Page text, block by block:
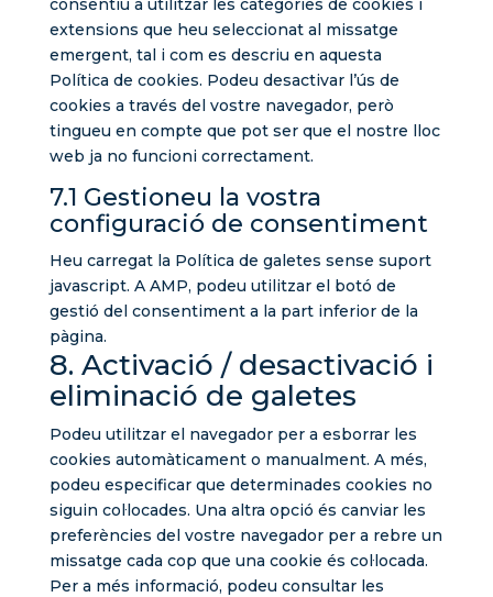
consentiu a utilitzar les categories de cookies i
extensions que heu seleccionat al missatge
emergent, tal i com es descriu en aquesta
Política de cookies. Podeu desactivar l’ús de
cookies a través del vostre navegador, però
tingueu en compte que pot ser que el nostre lloc
web ja no funcioni correctament.
7.1 Gestioneu la vostra
configuració de consentiment
Heu carregat la Política de galetes sense suport
javascript. A AMP, podeu utilitzar el botó de
gestió del consentiment a la part inferior de la
pàgina.
8. Activació / desactivació i
eliminació de galetes
Podeu utilitzar el navegador per a esborrar les
cookies automàticament o manualment. A més,
podeu especificar que determinades cookies no
siguin col·locades. Una altra opció és canviar les
preferències del vostre navegador per a rebre un
missatge cada cop que una cookie és col·locada.
Per a més informació, podeu consultar les